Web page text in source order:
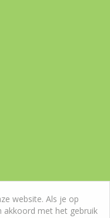
website. Als je op
akkoord met het gebruik